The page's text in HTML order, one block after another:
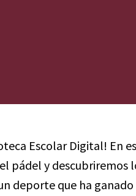
Escolar Digital! En
pádel y descubriremos
deporte que ha